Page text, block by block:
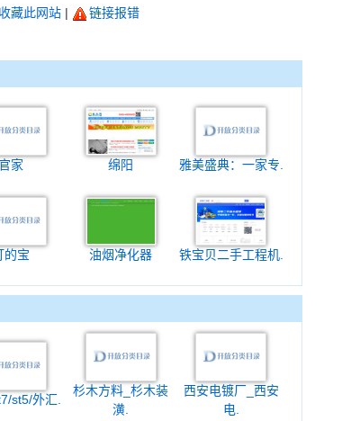
收藏此网站| 链接报错
官家 绵阳 雅美盛典：一家专.
的宝 油烟净化器 铁宝贝二手工程机.
st5/外汇.
杉木方料_杉木装
潢.
西安电镀厂_西安
电.